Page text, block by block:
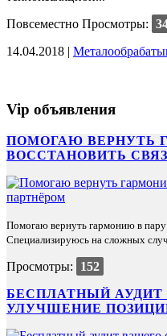
Повсеместно Просмотры:
14.04.2018 |
Vip объявления
ПОМОГАЮ ВЕРНУТЬ
ВОССТАНОВИТЬ
Помогаю вернуть гармонию в пару
Специализируюсь на сложных
Просмотры:
152
БЕСПЛАТНЫЙ АУДИТ
УЛУЧШЕНИЕ